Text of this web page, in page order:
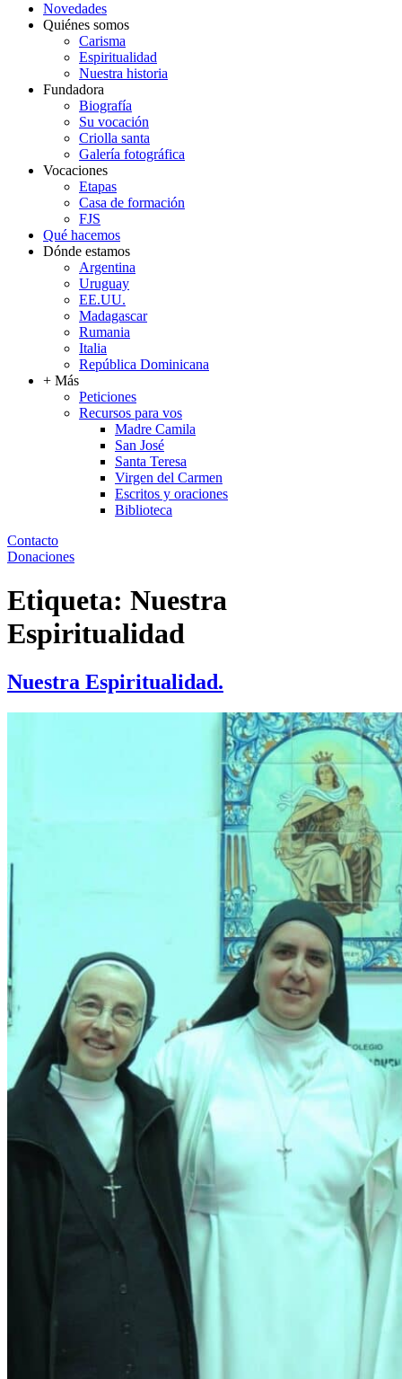
Novedades
Quiénes somos
Carisma
Espiritualidad
Nuestra historia
Fundadora
Biografía
Su vocación
Criolla santa
Galería fotográfica
Vocaciones
Etapas
Casa de formación
FJS
Qué hacemos
Dónde estamos
Argentina
Uruguay
EE.UU.
Madagascar
Rumania
Italia
República Dominicana
+ Más
Peticiones
Recursos para vos
Madre Camila
San José
Santa Teresa
Virgen del Carmen
Escritos y oraciones
Biblioteca
Contacto
Donaciones
Etiqueta: Nuestra
Espiritualidad
Nuestra Espiritualidad.